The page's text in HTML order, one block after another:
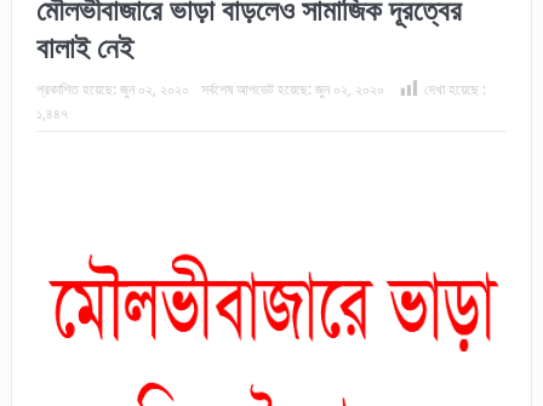
মৌলভীবাজারে ভাড়া বাড়লেও সামাজিক দূরত্বের
বালাই নেই
প্রকাশিত হয়েছে: জুন ০২, ২০২০ সর্বশেষ আপডেট হয়েছে: জুন ০২, ২০২০
দেখা হয়েছে :
১,৪৪৭